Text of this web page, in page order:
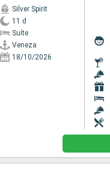
Silver Spirit
11 d
Suíte
Veneza
18/10/2026